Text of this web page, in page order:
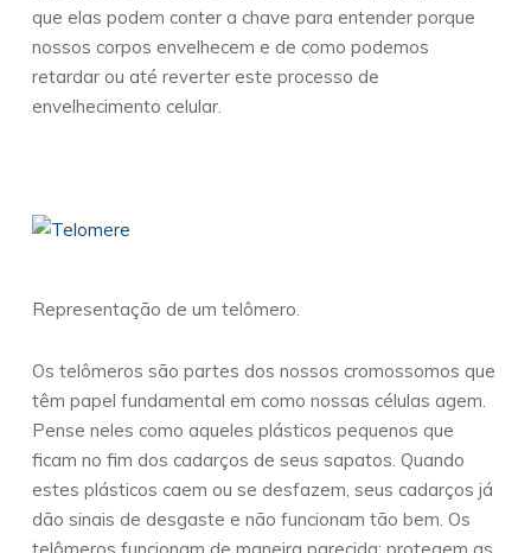
que elas podem conter a chave para entender porque
nossos corpos envelhecem e de como podemos
retardar ou até reverter este processo de
envelhecimento celular.
Representação de um telômero.
Os telômeros são partes dos nossos cromossomos que
têm papel fundamental em como nossas células agem.
Pense neles como aqueles plásticos pequenos que
ficam no fim dos cadarços de seus sapatos. Quando
estes plásticos caem ou se desfazem, seus cadarços já
dão sinais de desgaste e não funcionam tão bem. Os